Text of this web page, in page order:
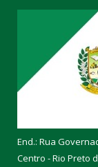
End.: Rua
Centro - Rio Preto